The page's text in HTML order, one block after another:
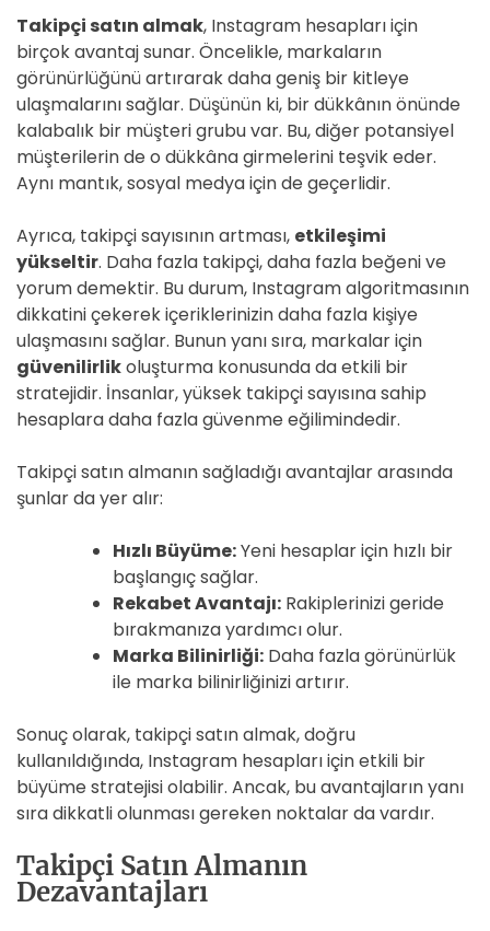
Takipçi satın almak, Instagram hesapları için
birçok avantaj sunar. Öncelikle, markaların
görünürlüğünü artırarak daha geniş bir kitleye
ulaşmalarını sağlar. Düşünün ki, bir dükkânın önünde
kalabalık bir müşteri grubu var. Bu, diğer potansiyel
müşterilerin de o dükkâna girmelerini teşvik eder.
Aynı mantık, sosyal medya için de geçerlidir.
Ayrıca, takipçi sayısının artması, etkileşimi
yükseltir. Daha fazla takipçi, daha fazla beğeni ve
yorum demektir. Bu durum, Instagram algoritmasının
dikkatini çekerek içeriklerinizin daha fazla kişiye
ulaşmasını sağlar. Bunun yanı sıra, markalar için
güvenilirlikoluşturma konusunda da etkili bir
stratejidir. İnsanlar, yüksek takipçi sayısına sahip
hesaplara daha fazla güvenme eğilimindedir.
Takipçi satın almanın sağladığı avantajlar arasında
şunlar da yer alır:
Hızlı Büyüme:Yeni hesaplar için hızlı bir
başlangıç sağlar.
Rekabet Avantajı: Rakiplerinizi geride
bırakmanıza yardımcı olur.
Marka Bilinirliği: Daha fazla görünürlük
ile marka bilinirliğinizi artırır.
Sonuç olarak, takipçi satın almak, doğru
kullanıldığında, Instagram hesapları için etkili bir
büyüme stratejisi olabilir. Ancak, bu avantajların yanı
sıra dikkatli olunması gereken noktalar da vardır.
Takipçi Satın Almanın
Dezavantajları